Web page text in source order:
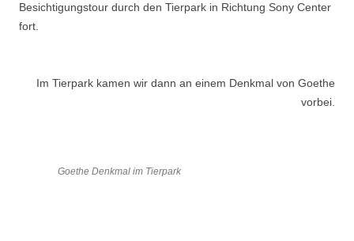
Besichtigungstour durch den Tierpark in Richtung Sony Center
fort.
Im Tierpark kamen wir dann an einem Denkmal von Goethe
vorbei.
Goethe Denkmal im Tierpark